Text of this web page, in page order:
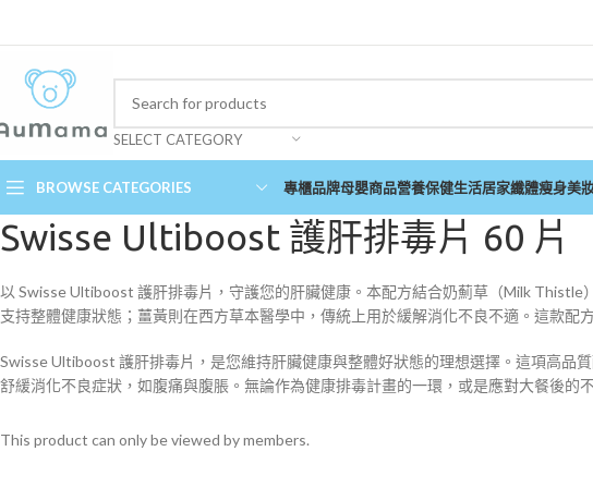
SELECT CATEGORY
BROWSE CATEGORIES 專櫃品牌母嬰商品營養保健生活居家纖體瘦身美
Swisse Ultiboost 護肝排毒片 60 片
以 Swisse Ultiboost 護肝排毒片，守護您的肝臟健康。本配方結合奶薊草（Milk
支持整體健康狀態；薑黃則在西方草本醫學中，傳統上用於緩解消化不良不適。這款配
Swisse Ultiboost 護肝排毒片，是您維持肝臟健康與整體好狀態的理想選擇。這項高品
舒緩消化不良症狀，如腹痛與腹脹。無論作為健康排毒計畫的一環，或是應對大餐後
This product can only be viewed by members.